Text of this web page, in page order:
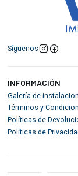
Síguenos
INFORMACIÓN
Galería de
Términos y
Políticas de
Políticas de